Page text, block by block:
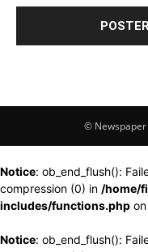
© Newspaper
Notice: ob_end_flush():
compression (0) in /home/
includes/functions.php
Notice: ob_end_flush():